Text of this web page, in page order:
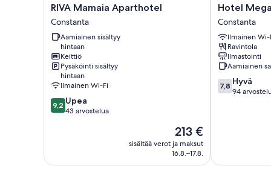
RIVA
Mamaia
Aparthotel
Constanta
RIVA Mamaia Aparthotel
Constanta
Aamiainen sisältyy
hintaan
Keittiö
Pysäköinti sisältyy
hintaan
Ilmainen Wi-Fi
9.2
kautta
9,2 Upea
43 arvostelua
Hinta
on
213 €
213 €
sisältää verot ja maksut
16.8.–17.8.
Hotel
Megalos
Constanta
Hotel
Constanta
Ilmainen Wi-
Ravintola
Ilmastointi
Aamiainen
7.8
kautta
7,8 Hyvä
94